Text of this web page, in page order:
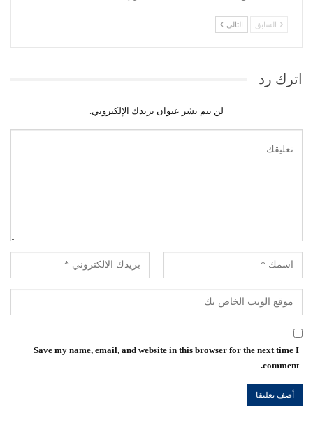
السابق التالي
اترك رد
لن يتم نشر عنوان بريدك الإلكتروني.
Save my name, email, and website in this browser for the next time I
comment.